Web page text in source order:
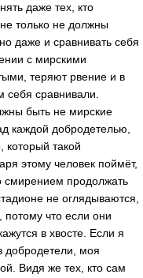
даже тех, кто
только не должны
даже и сравнивать себя
с мирскими
теряют рвение и в
себя сравнивали.
быть не мирские
каждой добродетелью,
который такой
этому человек поймёт,
смирением продолжать
не оглядываются,
потому что если они
в хвосте. Если я
добродетели, моя
Видя же тех, кто сам